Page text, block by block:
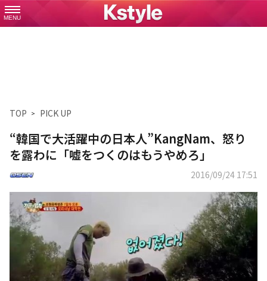
MENU
TOP PICK UP
“韓国で大活躍中の日本人”KangNam、怒り
を露わに「嘘をつくのはもうやめろ」
2016/09/24 17:51